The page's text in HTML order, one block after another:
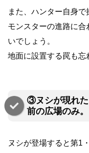
また、ハンター自身
モンスターの進路に合
いでしょう。
地面に設置する罠も忘
③ヌシが現れた
前の広場のみ。
ヌシが登場すると第1